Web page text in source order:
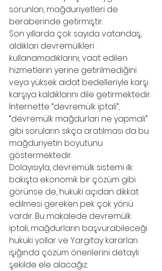
sorunları, mağduriyetleri de
beraberinde getirmiştir.
Son yıllarda çok sayıda vatandaş,
aldıkları devremülkleri
kullanamadıklarını, vaat edilen
hizmetlerin yerine getirilmediğini
veya yüksek aidat bedelleriyle karşı
karşıya kaldıklarını dile getirmektedir.
İnternette “devremülk iptali”,
“devremülk mağdurları ne yapmalı”
gibi soruların sıkça aratılması da bu
mağduriyetin boyutunu
göstermektedir.
Dolayısıyla, devremülk sistemi ilk
bakışta ekonomik bir çözüm gibi
görünse de, hukuki açıdan dikkat
edilmesi gereken pek çok yönü
vardır. Bu makalede devremülk
iptali, mağdurların başvurabileceği
hukuki yollar ve Yargıtay kararları
ışığında çözüm önerilerini detaylı
şekilde ele alacağız.